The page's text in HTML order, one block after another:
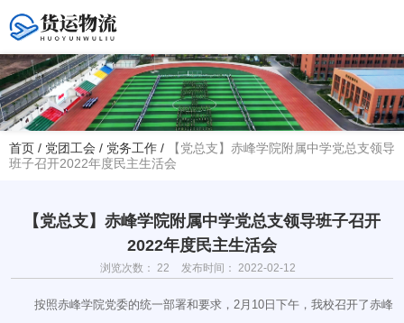
您好！欢迎访问赤峰大学附属中学官方网站！
热线电话
学校地址
赤峰市红山区大新地路29号
首页 / 党团工会 / 党务工作 /
【党总支】赤峰学院附属中学党总支领导
班子召开2022年度民主生活会
【党总支】赤峰学院附属中学党总支领导班子召开
2022年度民主生活会
浏览次数： 22 发布时间： 2022-02-12
按照赤峰学院党委的统一部署和要求，2月10日下午，我校召开了赤峰